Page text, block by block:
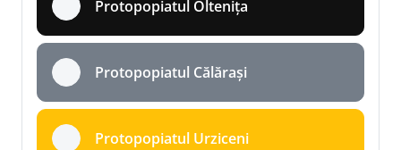
Protopopiatul Oltenița
Protopopiatul Călărași
Protopopiatul Urziceni